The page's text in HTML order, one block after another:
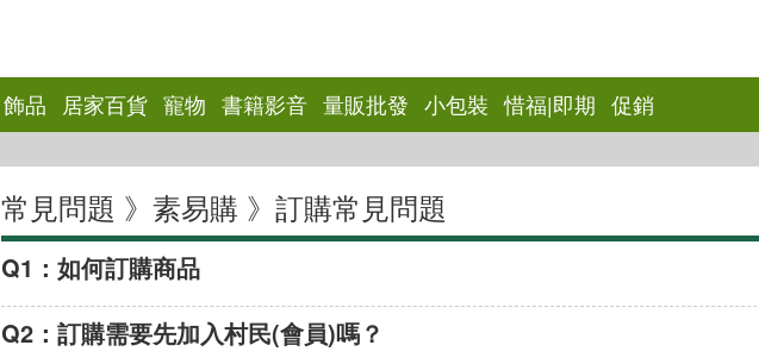
飾品 居家百貨 寵物 書籍影音 量販批發 小包裝 惜福|即期 促銷
常見問題 》素易購 》訂購常見問題
Q1： 如何訂購商品
Q2： 訂購需要先加入村民(會員)嗎？